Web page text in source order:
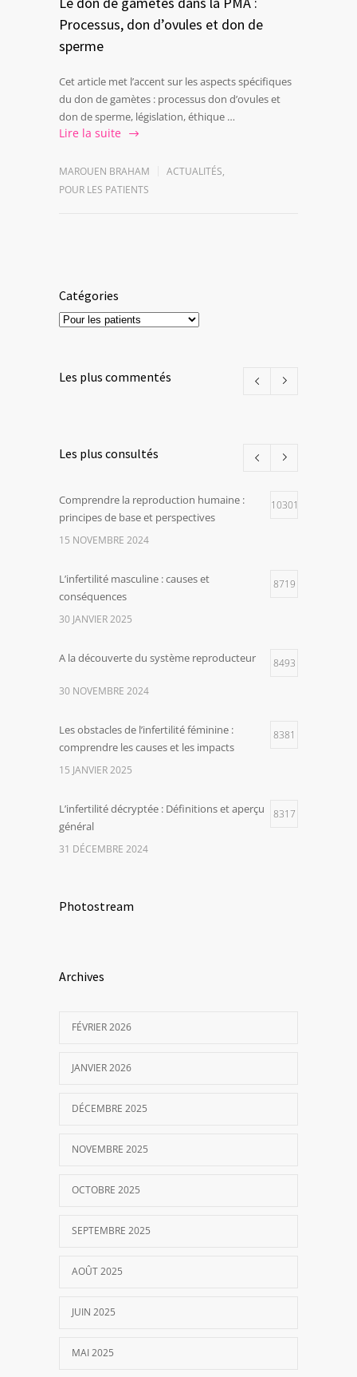
Processus, don d’ovules et don de
sperme
Cet article met l’accent sur les aspects spécifiques
du don de gamètes : processus don d’ovules et
don de sperme, législation, éthique …
Lire la suite
MAROUEN BRAHAM ACTUALITÉS,
POUR LES PATIENTS
Catégories
Catégories
Les plus commentés
Les plus consultés
Comprendre la reproduction humaine :
principes de base et perspectives
10301
15 NOVEMBRE 2024
L’infertilité masculine : causes et
conséquences
8719
30 JANVIER 2025
A la découverte du système reproducteur 8493
30 NOVEMBRE 2024
Les obstacles de l’infertilité féminine :
comprendre les causes et les impacts
8381
15 JANVIER 2025
L’infertilité décryptée : Définitions et aperçu
général
8317
31 DÉCEMBRE 2024
Photostream
Archives
FÉVRIER 2026
JANVIER 2026
DÉCEMBRE 2025
NOVEMBRE 2025
OCTOBRE 2025
SEPTEMBRE 2025
AOÛT 2025
JUIN 2025
MAI 2025